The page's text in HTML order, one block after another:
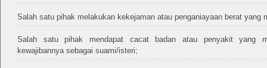
Salah satu pihak melakukan kekejaman atau penganiayaan berat yang
Salah satu pihak mendapat cacat badan atau penyakit yang
kewajibannya sebagai suami/isteri;